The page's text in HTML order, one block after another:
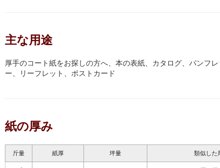
主な用途
厚手のコート紙をお探しの方へ、本の表紙、カタログ、パンフ
ー、リーフレット、ポストカード
紙の厚み
斤量 紙厚 坪量 類似した